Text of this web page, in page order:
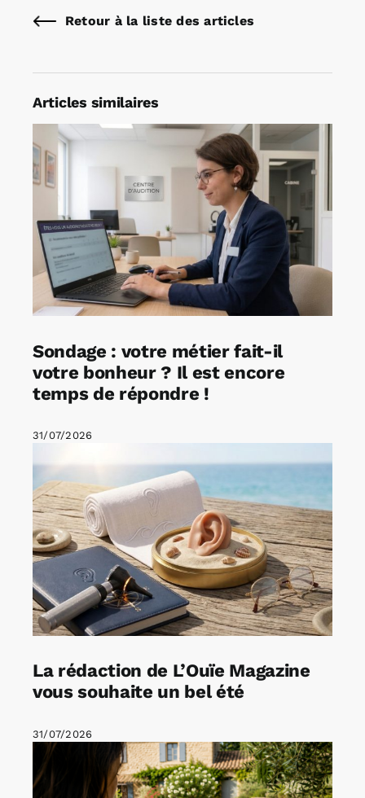
Retour à la liste des articles
Articles similaires
Sondage : votre métier fait-il
votre bonheur ? Il est encore
temps de répondre !
31/07/2026
La rédaction de L’Ouïe Magazine
vous souhaite un bel été
31/07/2026